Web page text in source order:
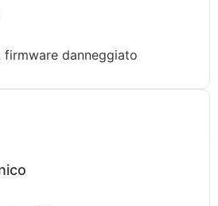
danneggiato